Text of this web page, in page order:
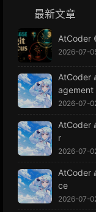
最新文章
AtCoder
2026-07-
AtCoder
agement
2026-07-
AtCoder
r
2026-07-
AtCoder
ce
2026-07-